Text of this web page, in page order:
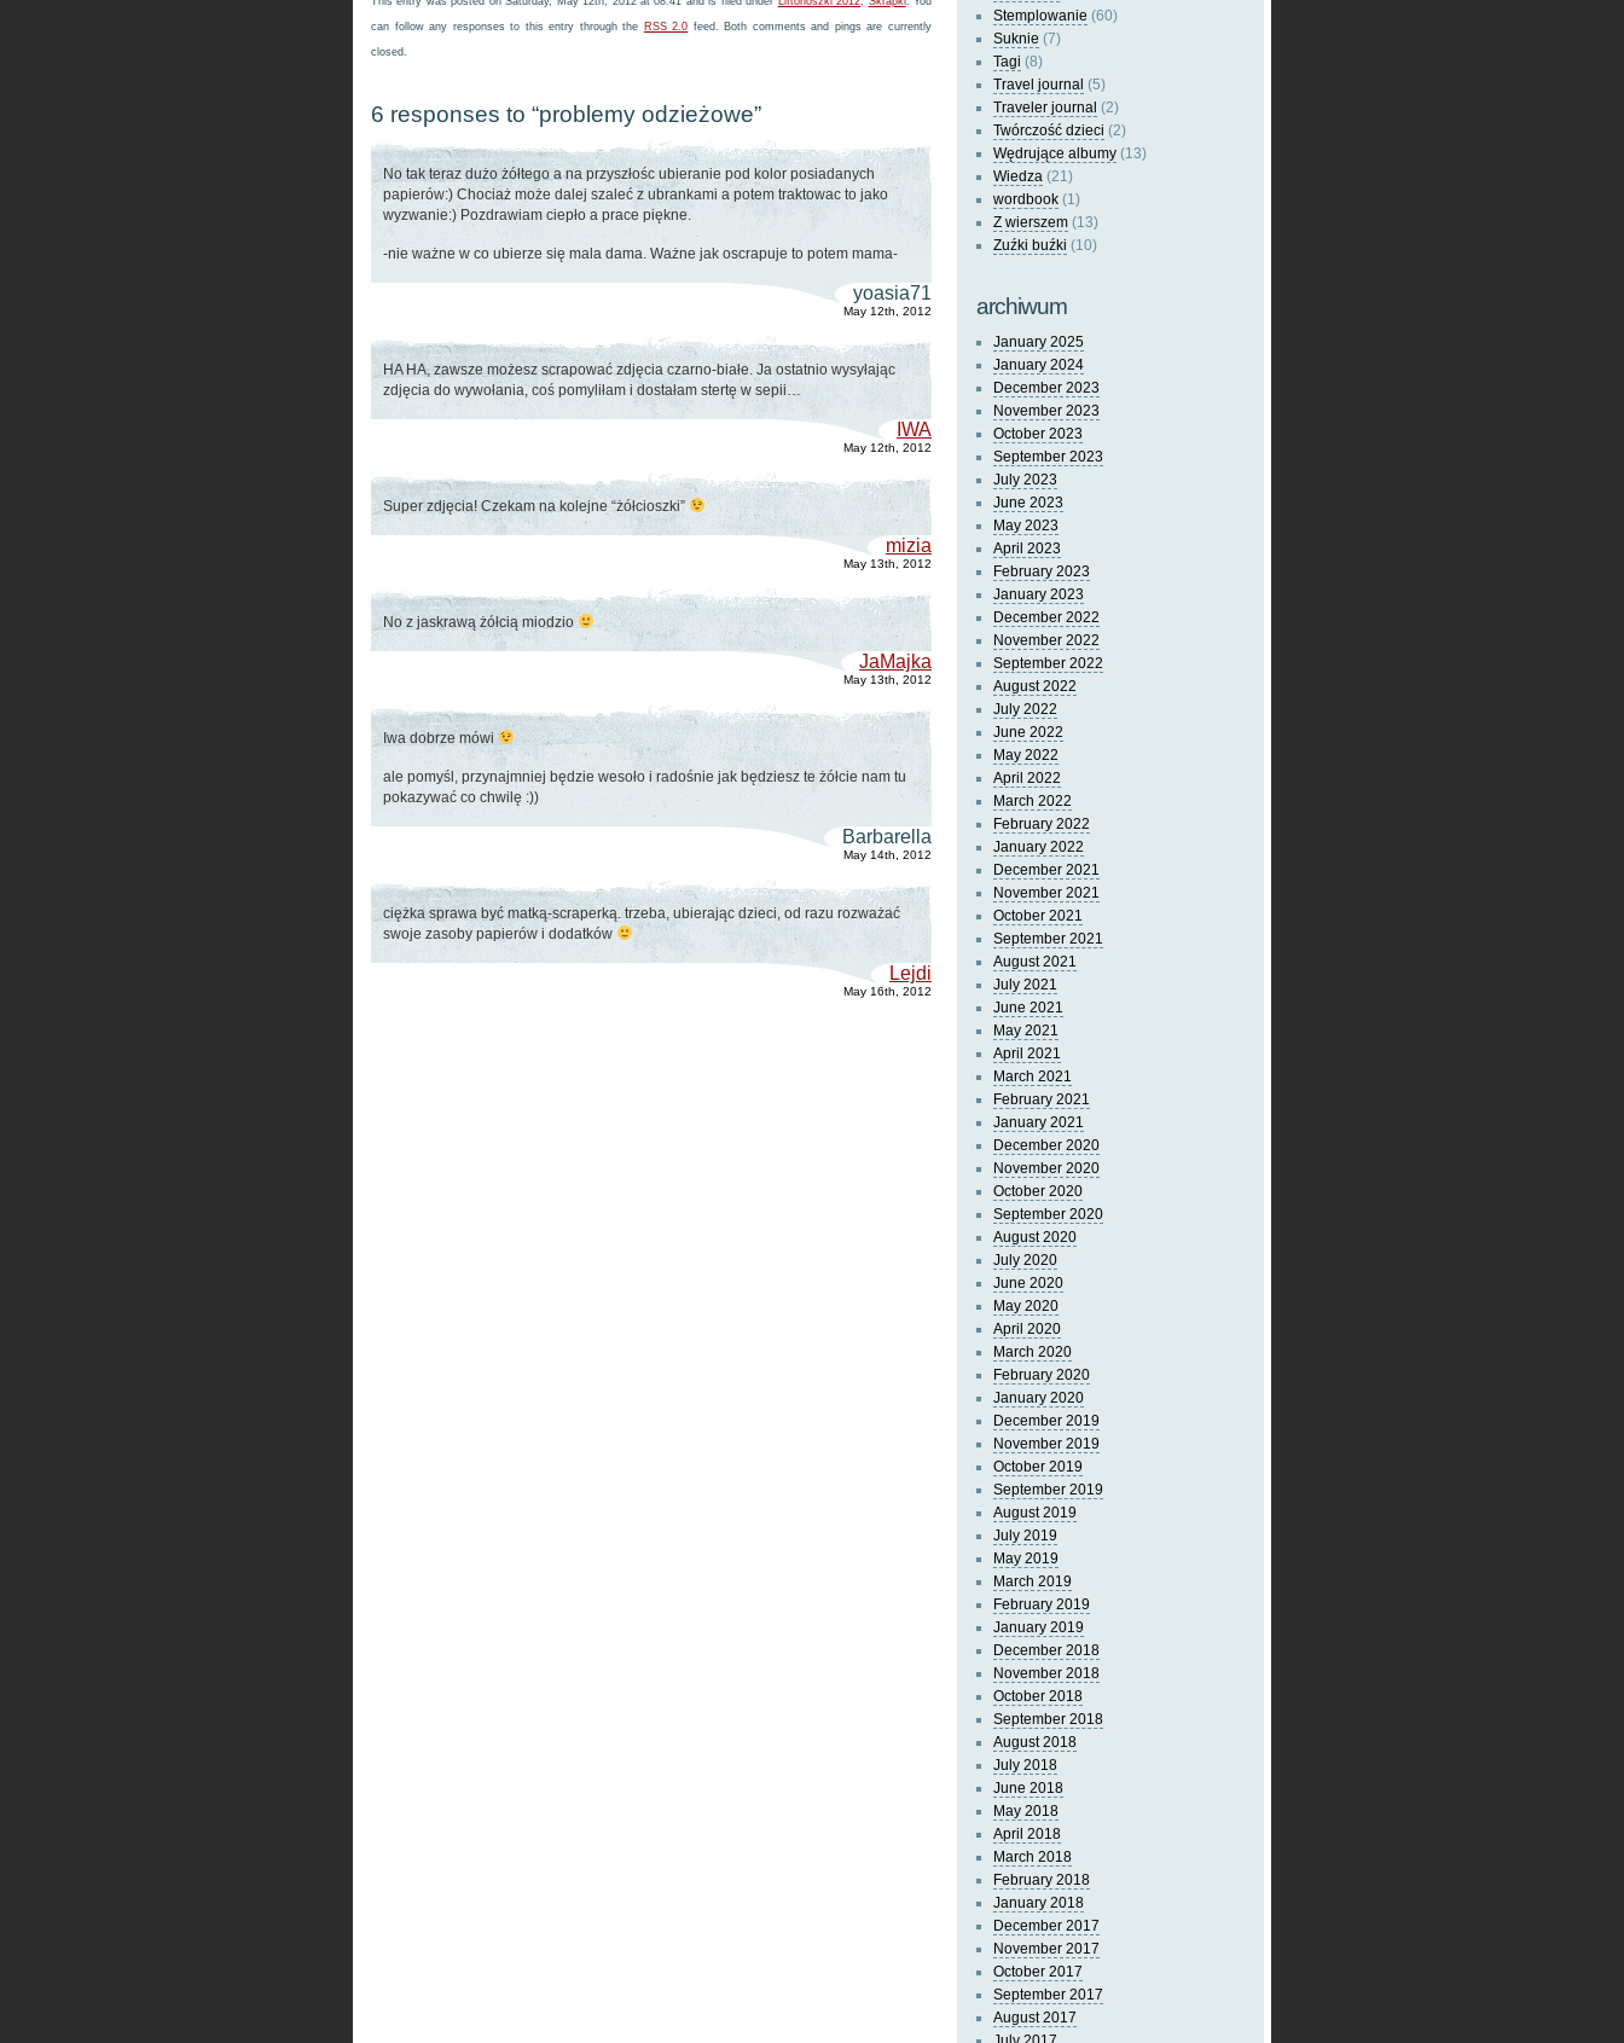
can follow any responses to this entry through the RSS 2.0 feed. Both comments and pings are currently
closed.
6 responses to “problemy odzieżowe”
No tak teraz dużo żółtego a na przyszłośc ubieranie pod kolor posiadanych
papierów:) Chociaż może dalej szaleć z ubrankami a potem traktowac to jako
wyzwanie:) Pozdrawiam ciepło a prace piękne.
-nie ważne w co ubierze się mala dama. Ważne jak oscrapuje to potem mama-
yoasia71
May 12th, 2012
HA HA, zawsze możesz scrapować zdjęcia czarno-białe. Ja ostatnio wysyłając
zdjęcia do wywołania, coś pomyliłam i dostałam stertę w sepii…
IWA
May 12th, 2012
Super zdjęcia! Czekam na kolejne “żółcioszki”
mizia
May 13th, 2012
No z jaskrawą żółcią miodzio
JaMajka
May 13th, 2012
Iwa dobrze mówi
ale pomyśl, przynajmniej będzie wesoło i radośnie jak będziesz te żółcie nam tu
pokazywać co chwilę :))
Barbarella
May 14th, 2012
ciężka sprawa być matką-scraperką. trzeba, ubierając dzieci, od razu rozważać
swoje zasoby papierów i dodatków
Lejdi
May 16th, 2012
Stemplowanie (60)
Suknie (7)
Tagi (8)
Travel journal (5)
Traveler journal (2)
Twórczość dzieci (2)
Wędrujące albumy (13)
Wiedza (21)
wordbook (1)
Z wierszem (13)
Zuźki buźki (10)
archiwum
January 2025
January 2024
December 2023
November 2023
October 2023
September 2023
July 2023
June 2023
May 2023
April 2023
February 2023
January 2023
December 2022
November 2022
September 2022
August 2022
July 2022
June 2022
May 2022
April 2022
March 2022
February 2022
January 2022
December 2021
November 2021
October 2021
September 2021
August 2021
July 2021
June 2021
May 2021
April 2021
March 2021
February 2021
January 2021
December 2020
November 2020
October 2020
September 2020
August 2020
July 2020
June 2020
May 2020
April 2020
March 2020
February 2020
January 2020
December 2019
November 2019
October 2019
September 2019
August 2019
July 2019
May 2019
March 2019
February 2019
January 2019
December 2018
November 2018
October 2018
September 2018
August 2018
July 2018
June 2018
May 2018
April 2018
March 2018
February 2018
January 2018
December 2017
November 2017
October 2017
September 2017
August 2017